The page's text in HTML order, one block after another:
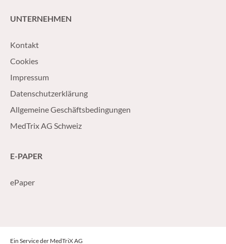
UNTERNEHMEN
Kontakt
Cookies
Impressum
Datenschutzerklärung
Allgemeine Geschäftsbedingungen
MedTrix AG Schweiz
E-PAPER
ePaper
Ein Service der MedTriX AG